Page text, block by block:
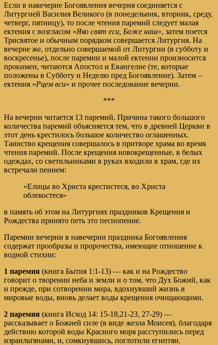
Если в навечерие Богоявления вечерня соединяется с
Литургией Василия Великого (в понедельник, вторник, среду,
четверг, пятницу), то после чтения паремий следует малая
ектения с возгласом «Яко свят еси, Боже наш», затем поется
Трисвятое и обычным порядком совершается Литургия. На
вечерне же, отдельно совершаемой от Литургии (в субботу и
воскресенье), после паремии и малой ектении произносится
прокимен, читаются Апостол и Евангелие (те, которые
положены в Субботу и Неделю пред Богоявление). Затем –
ектения «Рцем вси» и прочее последование вечерни.
***
На вечерни читается 13 паремий. Причина такого большого
количества паремий объясняется тем, что в древней Церкви в
этот день крестилось большое количество оглашенных.
Таинство крещения совершалось в притворе храма во время
чтения паремий. После крещения новокрещенные, в белых
одеждах, со светильниками в руках входили в храм, где их
встречали пением:
«Елицы во Христа крестистеся, во Христа
облекостеся»
в память об этом на Литургиях праздников Крещения и
Рождества принято петь это песнопение.
Паремии вечерни в навечерии праздника Богоявления
содержат прообразы и пророчества, имеющие отношение к
водной стихии:
1 паремия (книга Бытия 1:1-13) — как и на Рождество
говорит о творении неба и земли и о том, что Дух Божий, как
и прежде, при сотворении мира, вдохнувший жизнь в
мировые воды, вновь делает воды крещения очищающими.
2 паремия (книга Исход 14: 15-18,21-23, 27-29) —
рассказывает о Божией силе (в виде жезла Моисея), благодаря
действию которой воды Красного моря расступились перед
израильтянами, и, сомкнувшись, поглотили египтян.